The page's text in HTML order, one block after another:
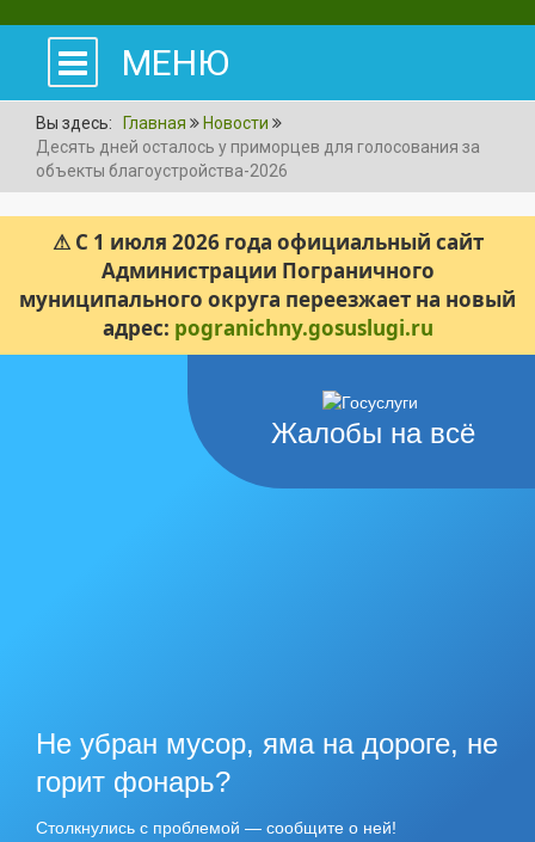
МЕНЮ
Вы здесь: Главная
Новости
Десять дней осталось у приморцев для голосования за
объекты благоустройства-2026
⚠ С 1 июля 2026 года официальный сайт
Администрации Пограничного
муниципального округа переезжает на новый
адрес: pogranichny.gosuslugi.ru
Жалобы на всё
Не убран мусор, яма на дороге, не
горит фонарь?
Столкнулись с проблемой — сообщите о ней!